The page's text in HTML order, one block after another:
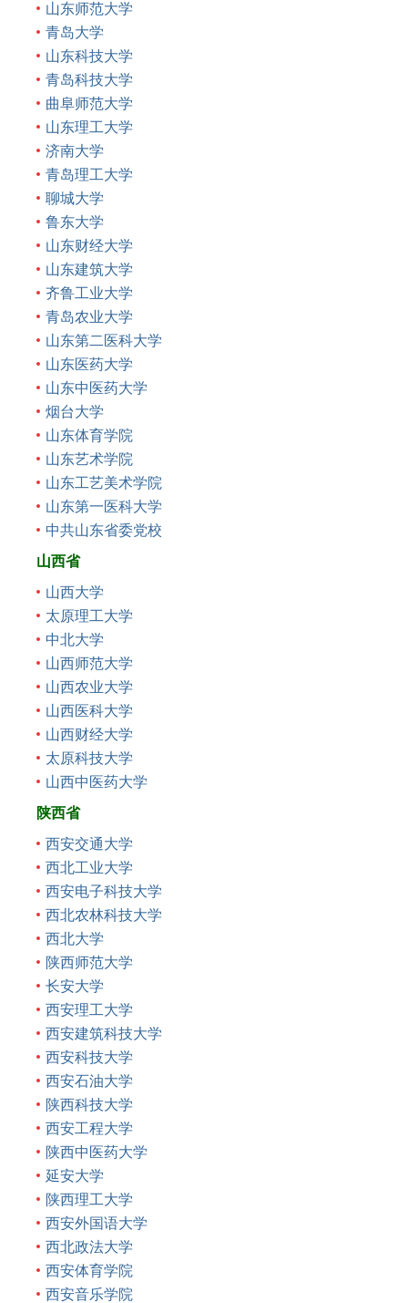
山东师范大学
青岛大学
山东科技大学
青岛科技大学
曲阜师范大学
山东理工大学
济南大学
青岛理工大学
聊城大学
鲁东大学
山东财经大学
山东建筑大学
齐鲁工业大学
青岛农业大学
山东第二医科大学
山东医药大学
山东中医药大学
烟台大学
山东体育学院
山东艺术学院
山东工艺美术学院
山东第一医科大学
中共山东省委党校
山西省
山西大学
太原理工大学
中北大学
山西师范大学
山西农业大学
山西医科大学
山西财经大学
太原科技大学
山西中医药大学
陕西省
西安交通大学
西北工业大学
西安电子科技大学
西北农林科技大学
西北大学
陕西师范大学
长安大学
西安理工大学
西安建筑科技大学
西安科技大学
西安石油大学
陕西科技大学
西安工程大学
陕西中医药大学
延安大学
陕西理工大学
西安外国语大学
西北政法大学
西安体育学院
西安音乐学院